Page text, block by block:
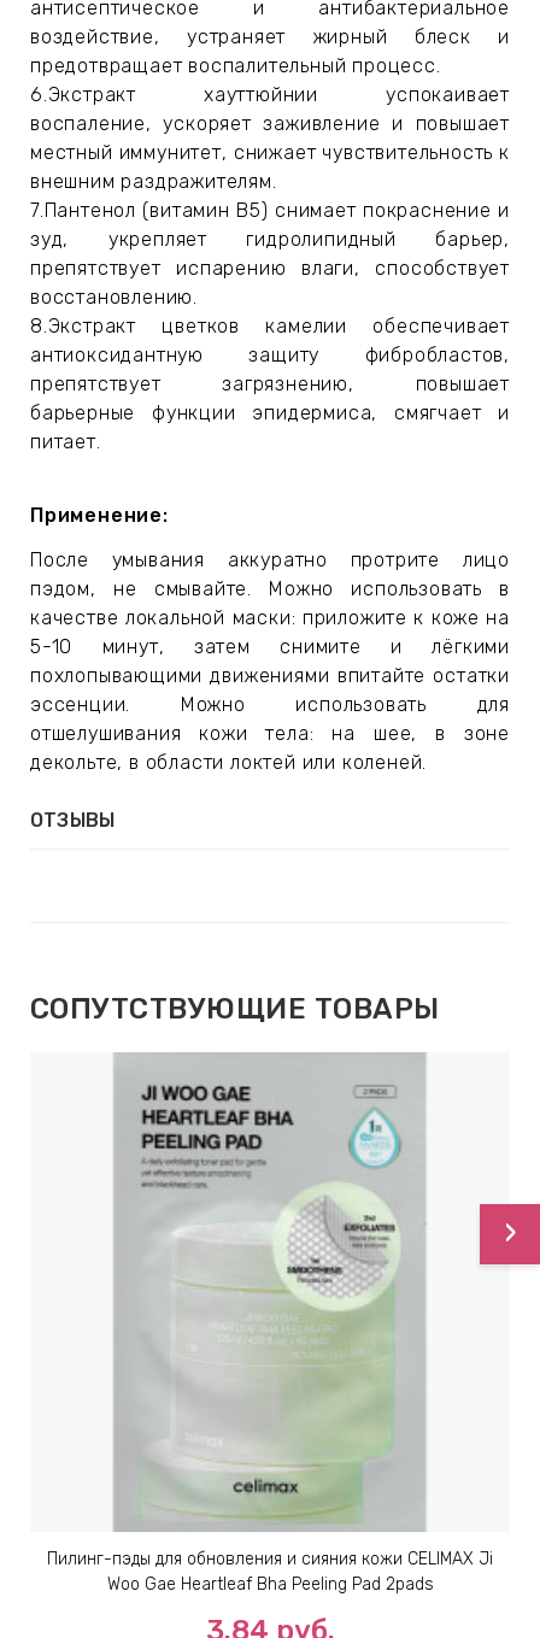
антисептическое и антибактериальное
воздействие, устраняет жирный блеск и
предотвращает воспалительный процесс.
6.Экстракт хауттюйнии успокаивает
воспаление, ускоряет заживление и повышает
местный иммунитет, снижает чувствительность к
внешним раздражителям.
7.Пантенол (витамин B5) снимает покраснение и
зуд, укрепляет гидролипидный барьер,
препятствует испарению влаги, способствует
восстановлению.
8.Экстракт цветков камелии обеспечивает
антиоксидантную защиту фибробластов,
препятствует загрязнению, повышает
барьерные функции эпидермиса, смягчает и
питает.
Применение:
После умывания аккуратно протрите лицо
пэдом, не смывайте. Можно использовать в
качестве локальной маски: приложите к коже на
5-10 минут, затем снимите и лёгкими
похлопывающими движениями впитайте остатки
эссенции. Можно использовать для
отшелушивания кожи тела: на шее, в зоне
декольте, в области локтей или коленей.
ОТЗЫВЫ
СОПУТСТВУЮЩИЕ ТОВАРЫ
Пилинг-пэды для обновления и сияния кожи CELIMAX Ji
Woo Gae Heartleaf Bha Peeling Pad 2pads
3.84 руб.
›